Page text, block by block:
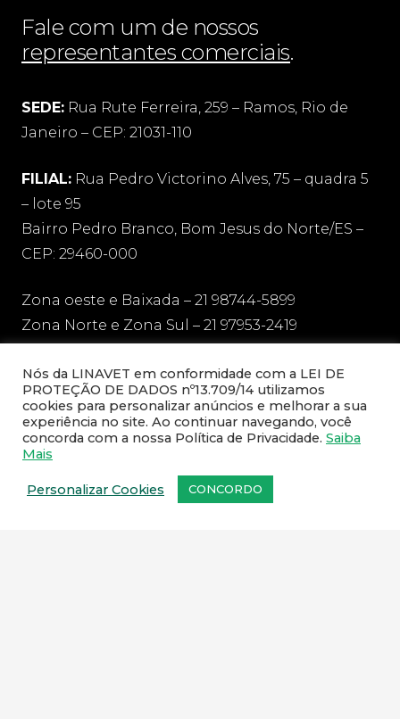
Fale com um de nossos
representantes comerciais.
SEDE: Rua Rute Ferreira, 259 – Ramos, Rio de
Janeiro – CEP: 21031-110
FILIAL: Rua Pedro Victorino Alves, 75 – quadra 5
– lote 95
Bairro Pedro Branco, Bom Jesus do Norte/ES –
CEP: 29460-000
Zona oeste e Baixada – 21 98744-5899
Zona Norte e Zona Sul – 21 97953-2419
97136-1606
sac@linavet.com.br
21 97953-2419 / 21 2591-1467
Nós da LINAVET em conformidade com a LEI DE
PROTEÇÃO DE DADOS nº13.709/14 utilizamos
cookies para personalizar anúncios e melhorar a sua
experiência no site. Ao continuar navegando, você
concorda com a nossa Política de Privacidade. Saiba
Mais
Personalizar Cookies CONCORDO